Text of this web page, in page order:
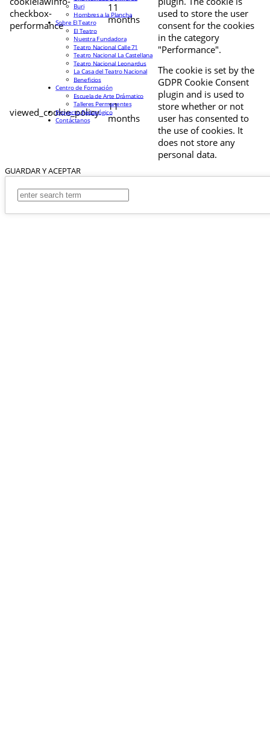
checkbox-
performance
11
months
used to store the user
consent for the cookies
in the category
"Performance".
viewed_cookie_policy
11
months
The cookie is set by the
GDPR Cookie Consent
plugin and is used to
store whether or not
user has consented to
the use of cookies. It
does not store any
personal data.
GUARDAR Y ACEPTAR
Buri
Hombres a la Plancha
Sobre El Teatro
El Teatro
Nuestra Fundadora
Teatro Nacional Calle 71
Teatro Nacional La Castellana
Teatro Nacional Leonardus
La Casa del Teatro Nacional
Beneficios
Centro de Formación
Escuela de Arte Drámatico
Talleres Permanentes
Proyecto Pedagógico
Contáctanos